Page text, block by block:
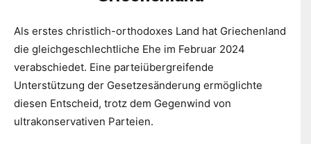
Als erstes christlich-orthodoxes Land hat Griechenland
die gleichgeschlechtliche Ehe im Februar 2024
verabschiedet. Eine parteiübergreifende
Unterstützung der Gesetzesänderung ermöglichte
diesen Entscheid, trotz dem Gegenwind von
ultrakonservativen Parteien.